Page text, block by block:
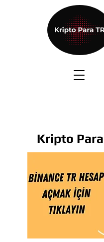
Kripto Para